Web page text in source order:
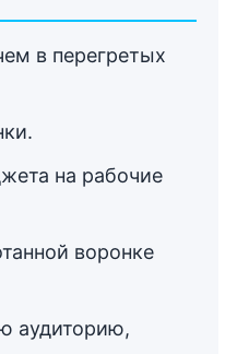
в перегретых
на рабочие
воронке
аудиторию,